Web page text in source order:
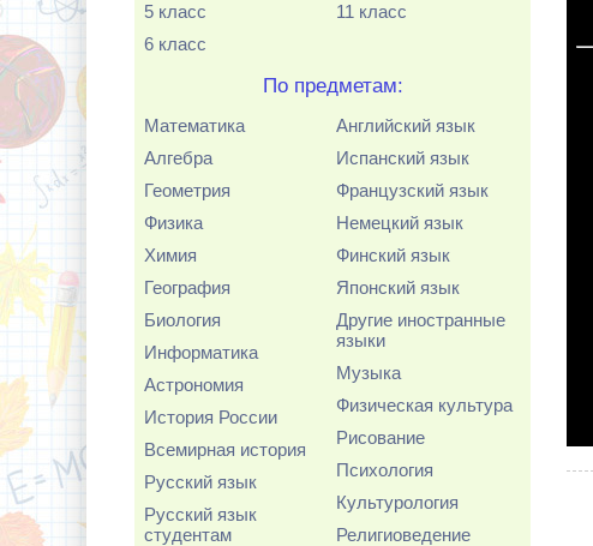
5 класс
6 класс
11 класс
По предметам:
Математика
Алгебра
Геометрия
Физика
Химия
География
Биология
Информатика
Астрономия
История России
Всемирная история
Русский язык
Русский язык
студентам
Английский язык
Испанский язык
Французский язык
Немецкий язык
Финский язык
Японский язык
Другие иностранные
языки
Музыка
Физическая культура
Рисование
Психология
Культурология
Религиоведение